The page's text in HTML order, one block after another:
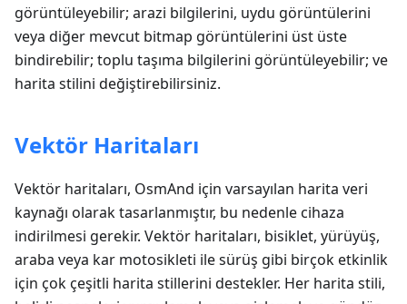
görüntüleyebilir; arazi bilgilerini, uydu görüntülerini
veya diğer mevcut bitmap görüntülerini üst üste
bindirebilir; toplu taşıma bilgilerini görüntüleyebilir; ve
harita stilini değiştirebilirsiniz.
Vektör Haritaları
Vektör haritaları, OsmAnd için varsayılan harita veri
kaynağı olarak tasarlanmıştır, bu nedenle cihaza
indirilmesi gerekir. Vektör haritaları, bisiklet, yürüyüş,
araba veya kar motosikleti ile sürüş gibi birçok etkinlik
için çok çeşitli harita stillerini destekler. Her harita stili,